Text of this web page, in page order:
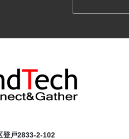
登戸2833-2-102